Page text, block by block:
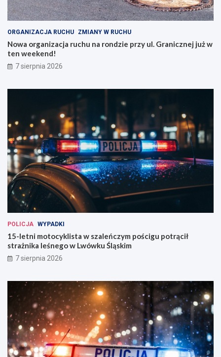
ORGANIZACJA RUCHU ZMIANY W RUCHU
Nowa organizacja ruchu na rondzie przy ul. Granicznej już w
ten weekend!
7 sierpnia 2026
POLICJA WYPADKI
15-letni motocyklista w szaleńczym pościgu potrącił
strażnika leśnego w Lwówku Śląskim
7 sierpnia 2026